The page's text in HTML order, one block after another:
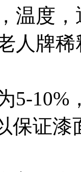
温度
人牌稀
5-10%
保证